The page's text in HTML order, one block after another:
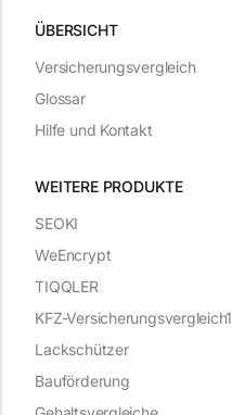
ÜBERSICHT
WEITERE PRODUKTE
Versicherungsvergleich
Glossar
Hilfe und Kontakt
SEOKI
WeEncrypt
TIQQLER
KFZ-Versicherungsvergleich1
Lackschützer
Bauförderung